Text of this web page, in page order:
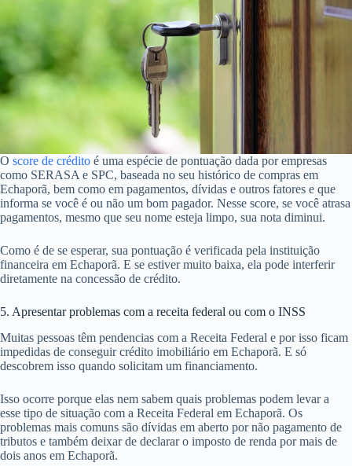
O score de crédito é uma espécie de pontuação dada por empresas
como SERASA e SPC, baseada no seu histórico de compras em
Echaporã, bem como em pagamentos, dívidas e outros fatores e que
informa se você é ou não um bom pagador. Nesse score, se você atrasa
pagamentos, mesmo que seu nome esteja limpo, sua nota diminui.
Como é de se esperar, sua pontuação é verificada pela instituição
financeira em Echaporã. E se estiver muito baixa, ela pode interferir
diretamente na concessão de crédito.
5. Apresentar problemas com a receita federal ou com o INSS
Muitas pessoas têm pendencias com a Receita Federal e por isso ficam
impedidas de conseguir crédito imobiliário em Echaporã. E só
descobrem isso quando solicitam um financiamento.
Isso ocorre porque elas nem sabem quais problemas podem levar a
esse tipo de situação com a Receita Federal em Echaporã. Os
problemas mais comuns são dívidas em aberto por não pagamento de
tributos e também deixar de declarar o imposto de renda por mais de
dois anos em Echaporã.